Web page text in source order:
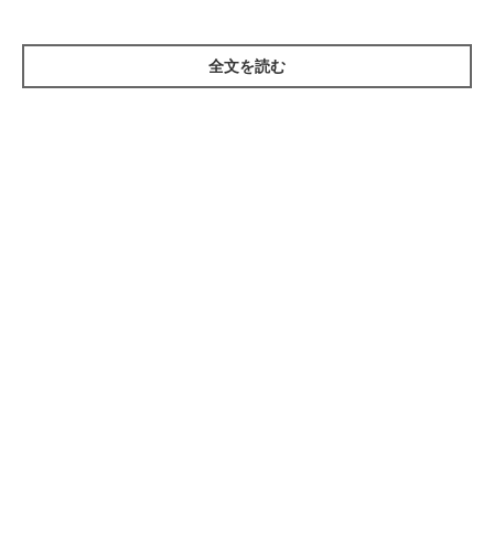
ねこのきもち投稿写真ギャラリー
全文を読む